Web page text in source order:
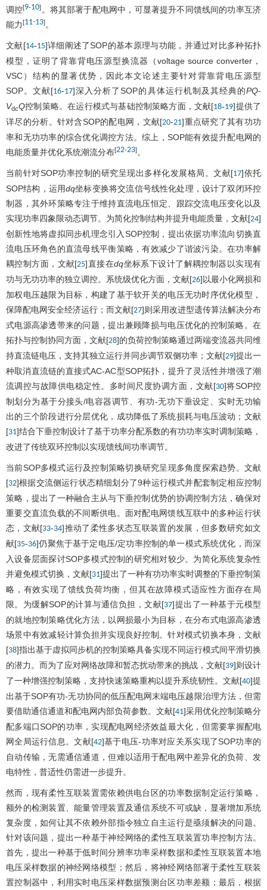
调控[9-10] 。将其部署于配电网中，可显著提升不同馈线间的功率互济
能力[11-13]。
文献[14-15]详细阐述了SOP的基本原理与功能，并通过对比多种拓扑
模型，证明了背靠背电压源型换流器（voltage source converter，
VSC）结构的显著优势，因此本文论述主要针对背靠背电压源型
SOP。文献[16-17]深入分析了SOP的具体运行机制及其经典的PQ-
VdcQ控制策略。在运行模式与基础控制策略方面，文献[18-19]提供了
详尽的分析。针对含SOP的配电网，文献[20-21]重点研究了其有功功
率和无功功率的综合优化调控方法。综上，SOP能有效提升配电网的
电能质量并优化系统潮流分布[22-23]。
当前针对SOP功率控制的研究呈现出多样化发展格局。文献[17]依托
SOP结构，运用dq坐标变换将交流信号线性化处理，设计了双闭环控
制器，其外环策略专注于维持直流电压恒定、跟踪交流电压变化以及
实现功率四象限动态调节。为简化控制结构并提升电能质量，文献[24]
创新性地将虚拟同步机理念引入SOP控制，提出依据功率流向切换直
流电压环角色的直流母线平衡策略，有效减少了谐波污染。在功率解
耦控制方面，文献[25]直接在dq坐标系下设计了解耦控制器以实现有
功与无功功率的独立调控。系统级优化方面，文献[26]以最小化网损和
加权电压越限为目标，构建了基于软开关的电压无功时序优化模型，
保障配电网安全经济运行；而文献[27]则采用改进型遗传算法解决分布
式电源高渗透带来的问题，提出兼顾降损与电压优化的控制策略。在
拓扑与控制协同方面，文献[28]的负荷控制策略通过两端变流器共同维
持直流链电压，支持其独立运行并同步调节双侧功率；文献[29]提出一
种取消直流链的直接式AC-AC型SOP拓扑，提升了灵活性并增强了潮
流调控与故障供电稳定性。多时间尺度协调方面，文献[30]将SOP控
制划分为基于分接头/电容器调节、有功-无功下垂设定、实时无功输
出的三个阶段进行分层优化，成功降低了系统损耗与电压波动；文献
[31]结合下垂控制设计了基于功率分配系数的有功功率实时调制策略，
改进了传统双环控制以实现馈线间功率调节。
当前SOP多模式运行及控制策略切换研究呈现多角度探索趋势。文献
[32]根据交流侧运行状态精细划分了9种运行模式并配套制定相应控制
策略，提出了一种融合主从与下垂控制优势的协调控制方法，确保对
重要交直流负载的不间断供电。面对配电网馈线互联中的多种运行状
态，文献[33-34]推动了柔性多状态互联装置的发展，但多数研究如文
献[35-36]仍聚焦于基于定电压/定功率控制的单一模式系统优化，而深
入设备层面探讨SOP多模式控制的研究相对较少。为简化系统复杂性
并避免模式切换，文献[31]提出了一种有功功率实时调整的下垂控制策
略，有效实现了馈线负荷均衡，但其在故障模式适应性方面存在局
限。为缓解SOP的计算与通信负担，文献[37]提出了一种基于元模型
的就地控制策略优化方法，以网损最小为目标，在分布式电源高渗透
场景中有效减轻计算负担并实现良好控制。针对模式切换本身，文献
[38]指出基于虚拟同步机的控制策略具备实现不同运行模式间平滑切换
的潜力。而为了应对网络故障和暂态扰动带来的挑战，文献[39]则设计
了一种增强控制策略，支持快速策略重构以提升系统韧性。文献[40]提
出基于SOP有功-无功协同的低压配电网末端电压越限治理方法，但需
要借助通信通道和配电网内部负荷参数。文献[41]采用优化控制策略分
配多端口SOP的功率，实现配电网经济效益最大化，但需要掌握配电
网全局运行信息。文献[42]基于电压-功率对应关系实现了SOP功率的
自动传输，无需通信通道，但难以适用于配电网中差异化的负荷、发
电特性，普适性仍需进一步提升。
然而，现有柔性互联装置需依赖供电台区的功率数据制定运行策略，
额外的检测装置、能量管理装置及通信系统不可或缺，显著增加系统
复杂度，如何让其不依赖外部指令独立自主运行是亟须解决的问题。
针对该问题，提出一种基于神经网络的柔性互联装置功率控制方法。
首先，提出一种基于低时间分辨率功率采样数据和柔性互联装置本地
电压采样数据的神经网络模型；然后，将神经网络部署于柔性互联装
置控制器中，利用实时电压采样数据预测台区功率差额；最后，根据